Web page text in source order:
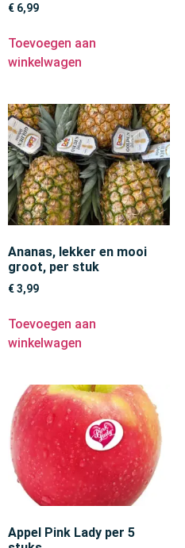
€ 6,99
Toevoegen aan
winkelwagen
Ananas, lekker en mooi
groot, per stuk
€3,99
Toevoegen aan
winkelwagen
Appel Pink Lady per 5